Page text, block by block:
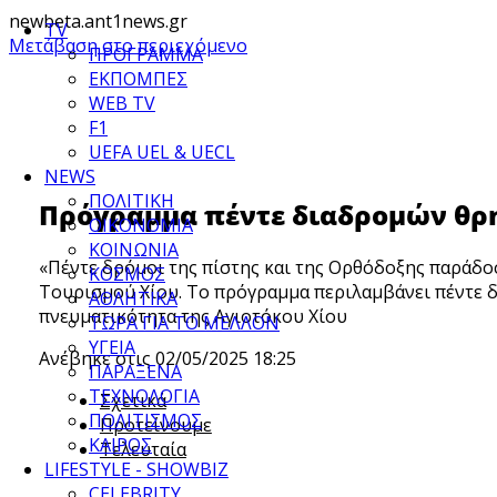
newbeta.ant1news.gr
Μετάβαση στο περιεχόμενο
TV
ΠΡΟΓΡΑΜΜΑ
ΕΚΠΟΜΠΕΣ
WEB TV
F1
UEFA UEL & UECL
NEWS
ΠΟΛΙΤΙΚΗ
ΟΙΚΟΝΟΜΙΑ
ΚΟΙΝΩΝΙΑ
ΚΟΣΜΟΣ
ΑΘΛΗΤΙΚΑ
ΤΩΡΑ ΓΙΑ ΤΟ ΜΕΛΛΟΝ
ΥΓΕΙΑ
ΠΑΡΑΞΕΝΑ
ΤΕΧΝΟΛΟΓΙΑ
ΠΟΛΙΤΙΣΜΟΣ
ΚΑΙΡΟΣ
LIFESTYLE - SHOWBIZ
Πρόγραμμα πέντε διαδρομών
«Πέντε δρόμοι της πίστης και της Ορθόδοξης
Τουρισμού Χίου. Το πρόγραμμα περιλαμβάνει πέντε
πνευματικότητα της Αγιοτόκου Χίου
Ανέβηκε στις 02/05/2025 18:25
Σχετικά
Προτείνουμε
Τελευταία